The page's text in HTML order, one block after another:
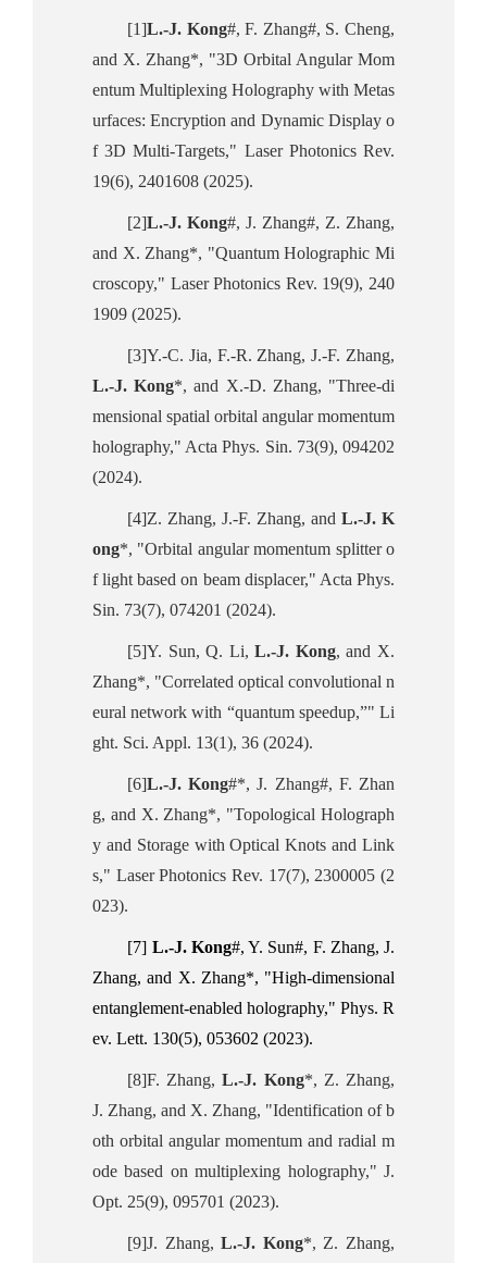
[1]L.-J. Kong#, F. Zhang#, S. Cheng,
and X. Zhang*, "3D Orbital Angular Mom
entum Multiplexing Holography with Metas
urfaces: Encryption and Dynamic Display o
f 3D Multi‐Targets," Laser Photonics Rev.
19(6), 2401608 (2025).
[2]L.-J. Kong#, J. Zhang#, Z. Zhang,
and X. Zhang*, "Quantum Holographic Mi
croscopy," Laser Photonics Rev. 19(9), 240
1909 (2025).
[3]Y.-C. Jia, F.-R. Zhang, J.-F. Zhang,
L.-J. Kong*, and X.-D. Zhang, "Three-di
mensional spatial orbital angular momentum
holography," Acta Phys. Sin. 73(9), 094202
(2024).
[4]Z. Zhang, J.-F. Zhang, and L.-J. K
ong*, "Orbital angular momentum splitter o
f light based on beam displacer," Acta Phys.
Sin. 73(7), 074201 (2024).
[5]Y. Sun, Q. Li,L.-J. Kong, and X.
Zhang*, "Correlated optical convolutional n
eural network with “quantum speedup,”" Li
ght. Sci. Appl. 13(1), 36 (2024).
[6]L.-J. Kong#*, J. Zhang#, F. Zhan
g, and X. Zhang*, "Topological Holograph
y and Storage with Optical Knots and Link
s," Laser Photonics Rev. 17(7), 2300005 (2
023).
[7] L.-J. Kong#, Y. Sun#, F. Zhang, J.
Zhang, and X. Zhang*, "High-dimensional
entanglement-enabled holography," Phys. R
ev. Lett. 130(5), 053602 (2023).
[8]F. Zhang,L.-J. Kong*, Z. Zhang,
J. Zhang, and X. Zhang, "Identification of b
oth orbital angular momentum and radial m
ode based on multiplexing holography," J.
Opt. 25(9), 095701 (2023).
[9]J. Zhang,L.-J. Kong*, Z. Zhang,